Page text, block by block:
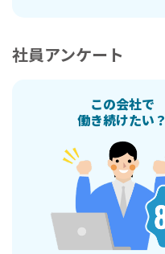
社員アンケート
この会社で
働き続けたい？